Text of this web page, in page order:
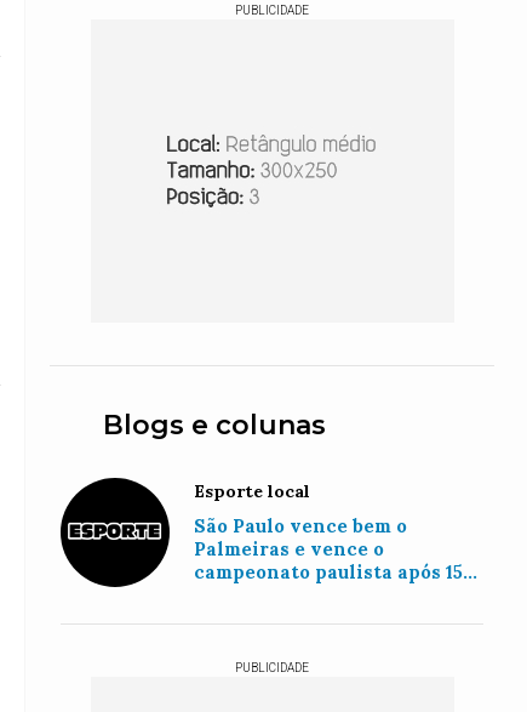
PUBLICIDADE
Blogs e colunas
Esporte local
São Paulo vence bem o
Palmeiras e vence o
campeonato paulista após 15
PUBLICIDADE